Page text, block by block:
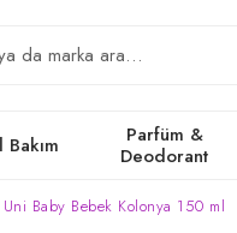
Bakım
Parfüm &
Deodorant
Uni Baby Bebek Kolonya 150 ml